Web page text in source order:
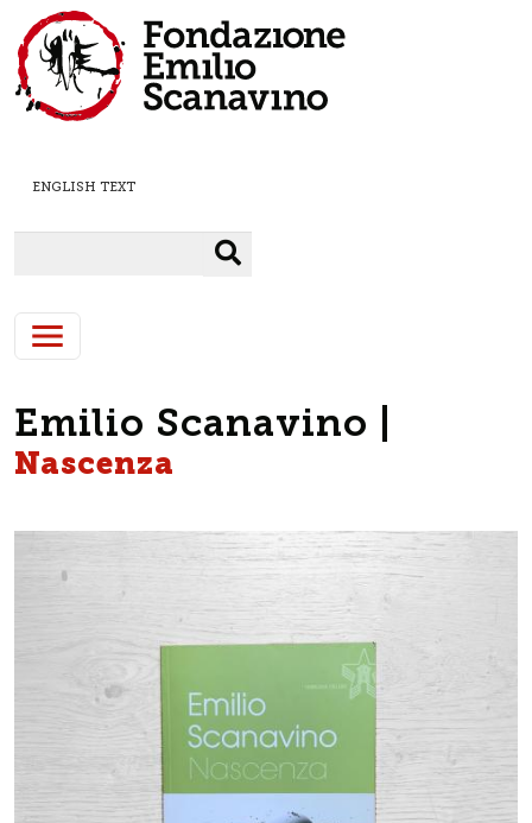
Salta al contenuto principale
ENGLISH TEXT
Emilio Scanavino |
Nascenza